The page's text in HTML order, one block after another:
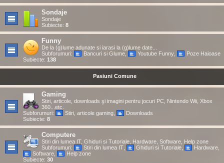
Sondaje
Sondaje
Subiecte: 8
Funny
De la (g)lume adunate si iarasi la (g)lume date...
Subforumuri:
Bancuri si Glume, Youtube Funny,
Poze Haioase
Subiecte: 138
Pasiuni Comune
Gaming
Stiri, articole, downloads şi imagini pentru jocuri PC, Nintendo Wii, Xbox
360...etc.
Subforumuri:
Stiri, articole gaming,
Downloads
Subiecte: 8
Computere
Stiri din lumea IT, Ghiduri si Tutoriale, Hardware, Software, Help zone
Subforumuri:
Stiri din lumea IT, Ghiduri si Tutoriale, Hardware,
Software,
Help zone
Subiecte: 30